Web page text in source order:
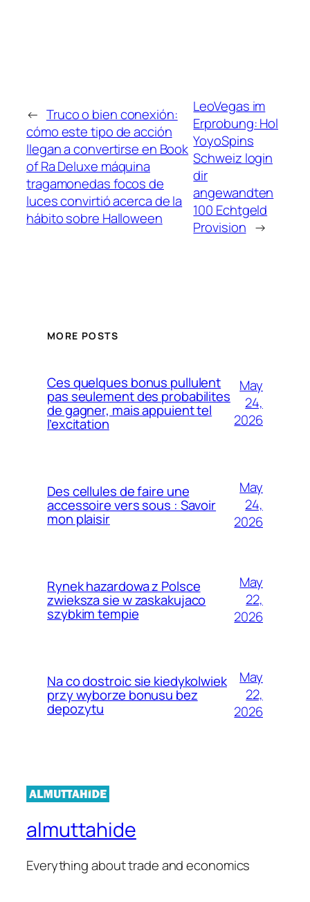
← Truco o bien conexión:
cómo este tipo de acción
llegan a convertirse en Book
of Ra Deluxe máquina
tragamonedas focos de
luces convirtió acerca de la
hábito sobre Halloween
LeoVegas im
Erprobung: Hol
YoyoSpins
Schweiz login
dir
angewandten
100 Echtgeld
Provision →
MORE POSTS
Ces quelques bonus pullulent
pas seulement des probabilites
de gagner, mais appuient tel
l’excitation
May
24,
2026
Des cellules de faire une
accessoire vers sous : Savoir
mon plaisir
May
24,
2026
Rynek hazardowa z Polsce
zwieksza sie w zaskakujaco
szybkim tempie
May
22,
2026
Na co dostroic sie kiedykolwiek
przy wyborze bonusu bez
depozytu
May
22,
2026
almuttahide
Everything about trade and economics